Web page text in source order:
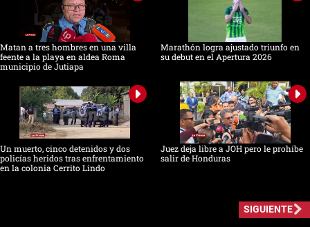
Matan a tres hombres en una villa
feente a la playa en aldea Roma
municipio de Jutiapa
Marathón logra ajustado triunfo en
su debut en el Apertura 2026
Un muerto, cinco detenidos y dos
policías heridos tras enfrentamiento
en la colonia Cerrito Lindo
Juez deja libre a JOH pero le prohíbe
salir de Honduras
SIGUIENTE